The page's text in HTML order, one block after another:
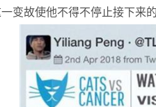
变故使他不得不停止接下来